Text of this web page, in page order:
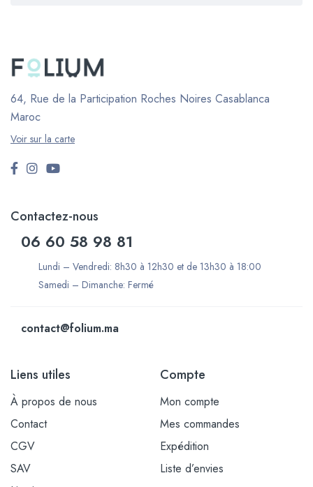
64, Rue de la Participation Roches Noires Casablanca
Maroc
Voir sur la carte
Contactez-nous
06 60 58 98 81
Lundi – Vendredi: 8h30 à 12h30 et de 13h30 à 18:00
Samedi – Dimanche: Fermé
contact@folium.ma
Liens utiles
À propos de nous
Contact
CGV
SAV
Compte
Mon compte
Mes commandes
Expédition
Liste d’envies